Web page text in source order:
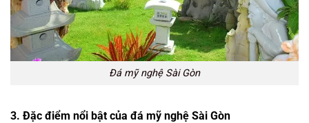
Đá mỹ nghệ Sài Gòn
3. Đặc điểm nổi bật của đá mỹ nghệ Sài Gòn